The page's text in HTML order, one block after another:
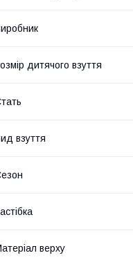
дитячого взуття
взуття
верху